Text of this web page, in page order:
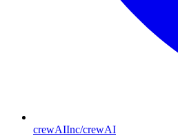
crewAIInc/crewAI